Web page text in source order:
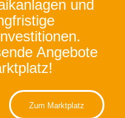
und
Angebote
Zum Marktplatz